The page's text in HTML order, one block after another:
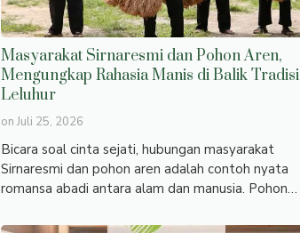
Masyarakat Sirnaresmi dan Pohon Aren,
Mengungkap Rahasia Manis di Balik Tradisi
Leluhur
onJuli 25, 2026
Bicara soal cinta sejati, hubungan masyarakat
Sirnaresmi dan pohon aren adalah contoh nyata
romansa abadi antara alam dan manusia. Pohon…